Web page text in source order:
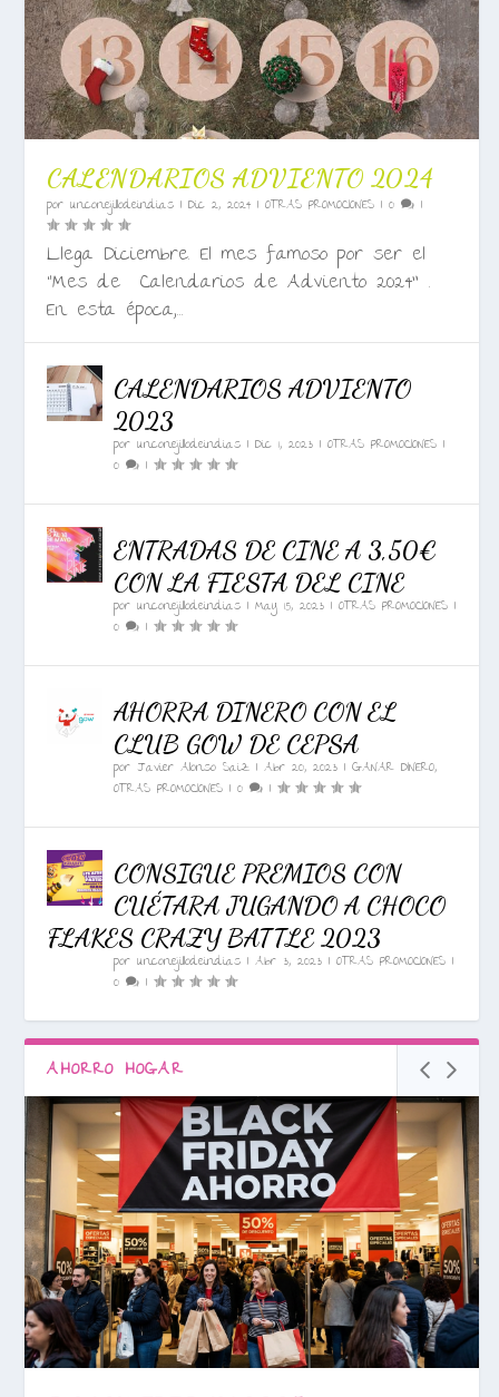
CALENDARIOS ADVIENTO 2024
porunconejillodeindias |Dic 2, 2024 |OTRAS PROMOCIONES |0 |
Llega Diciembre. El mes famoso por ser el
“Mes de Calendarios de Adviento 2024” .
En esta época,...
CALENDARIOS ADVIENTO
2023
porunconejillodeindias |Dic 1, 2023 |OTRAS PROMOCIONES |
0
|
ENTRADAS DE CINE A 3,50€
CON LA FIESTA DEL CINE
porunconejillodeindias |May 15, 2023 |OTRAS PROMOCIONES |
0
|
AHORRA DINERO CON EL
CLUB GOW DE CEPSA
por Javier Alonso Saiz |Abr 20, 2023 |GANAR DINERO,
OTRAS PROMOCIONES |0 |
CONSIGUE PREMIOS CON
CUÉTARA JUGANDO A CHOCO
FLAKES CRAZY BATTLE 2023
porunconejillodeindias |Abr 3, 2023 |OTRAS PROMOCIONES |
0
|
AHORRO HOGAR